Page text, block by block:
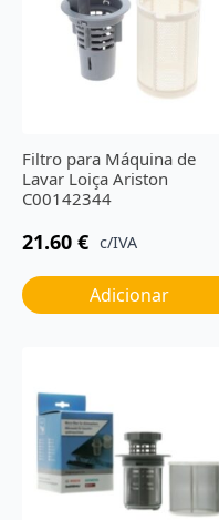
Filtro para Máquina de
Lavar Loiça Ariston
C00142344
21.60 € c/IVA
Adicionar